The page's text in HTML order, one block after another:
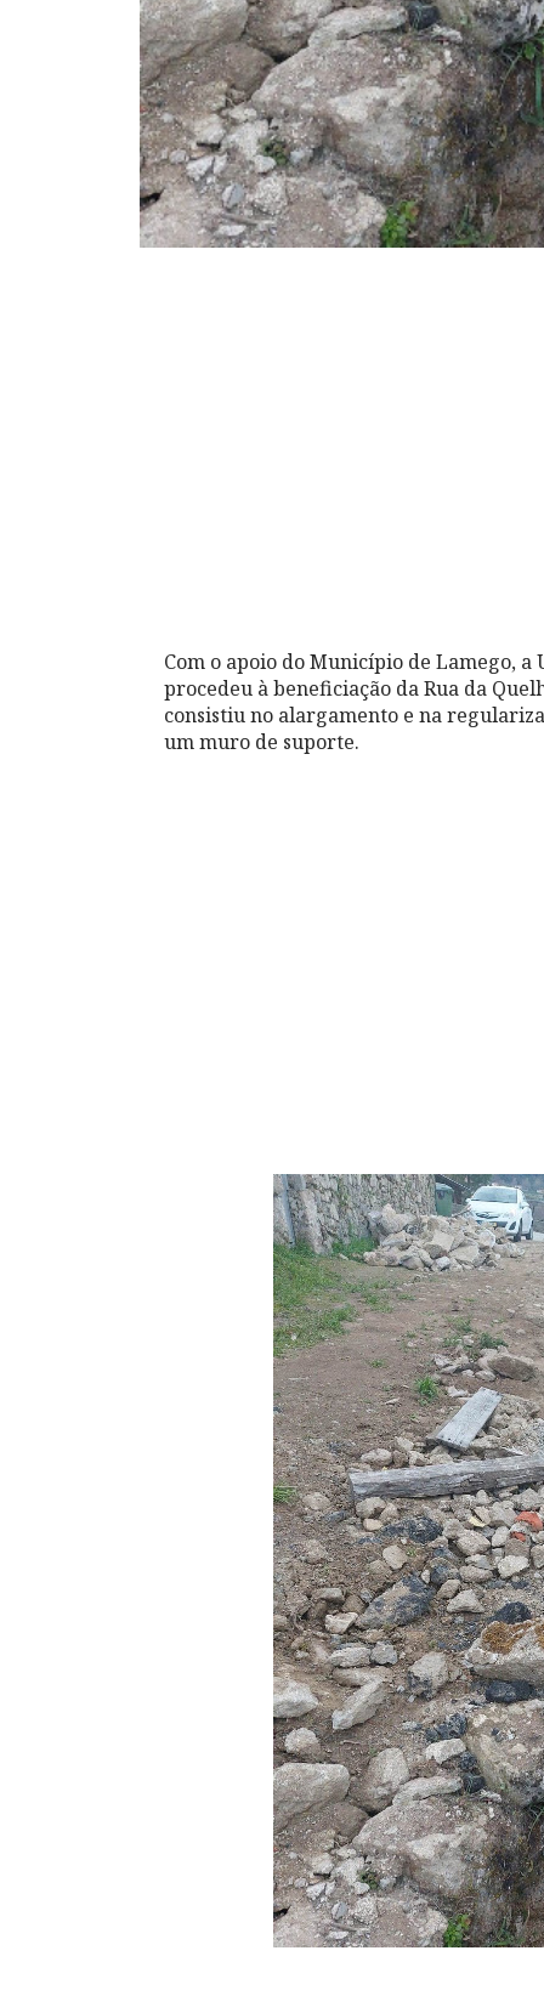
Com o apoio do Município de Lamego, a
procedeu à beneficiação da Rua da
consistiu no alargamento e na
um muro de suporte.